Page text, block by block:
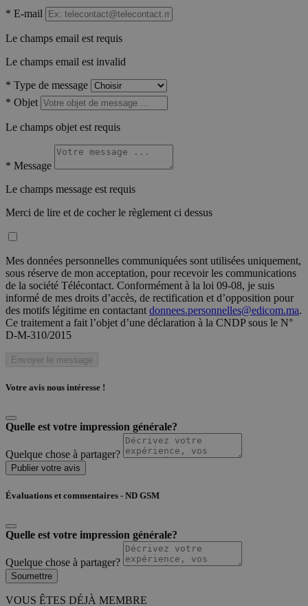
* E-mail
Le champs email est requis
Le champs email est invalid
* Type de message
* Objet
Le champs objet est requis
* Message
Le champs message est requis
Merci de lire et de cocher le règlement ci dessus
Mes données personnelles communiquées sont utilisées uniquement,
sous réserve de mon acceptation, pour recevoir les communications
de la société Télécontact. Conformément à la loi 09-08, je suis
informé de mes droits d’accès, de rectification et d’opposition pour
des motifs légitime en contactant donnees.personnelles@edicom.ma.
Ce traitement a fait l’objet d’une déclaration à la CNDP sous le N°
D-M-310/2015
Envoyer le message
Votre avis nous intéresse !
Quelle est votre impression générale?
Quelque chose à partager?
Publier votre avis
Évaluations et commentaires - ND GSM
Quelle est votre impression générale?
Quelque chose à partager?
Soumettre
VOUS ÊTES DÉJÀ MEMBRE